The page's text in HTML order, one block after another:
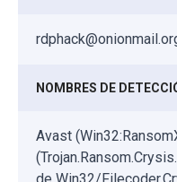
NOMBRES DE
Avast